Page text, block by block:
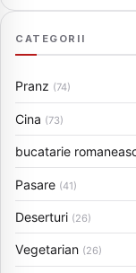
CATEGORII
Pranz (74)
Cina (73)
bucatarie
Pasare (41)
Deserturi (26)
Vegetarian (26)